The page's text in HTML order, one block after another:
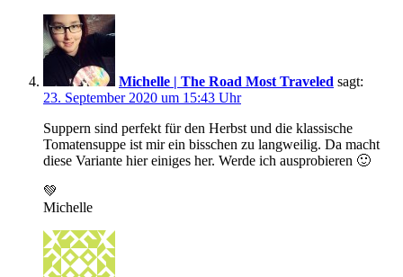
Michelle | The Road Most Traveled sagt:
23. September 2020 um 15:43 Uhr
Suppern sind perfekt für den Herbst und die klassische
Tomatensuppe ist mir ein bisschen zu langweilig. Da macht
diese Variante hier einiges her. Werde ich ausprobieren 🙂
💚
Michelle